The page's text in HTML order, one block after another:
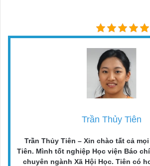
Trần Thủy Tiên
Trần Thủy Tiên – Xin chào tất cả
Tiên. Mình tốt nghiệp Học viện Báo
chuyên ngành Xã Hội Học. Tiên có